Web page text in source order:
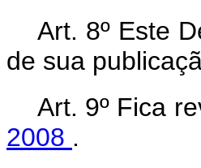
Art. 8º Este
de sua
Art. 9º Fica
2008 .